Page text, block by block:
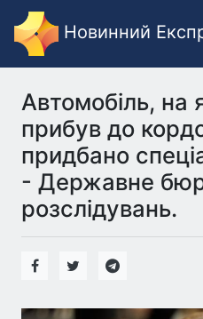
Новинний
Автомобіль,
прибув до
придбано
- Державне
розслідувань.